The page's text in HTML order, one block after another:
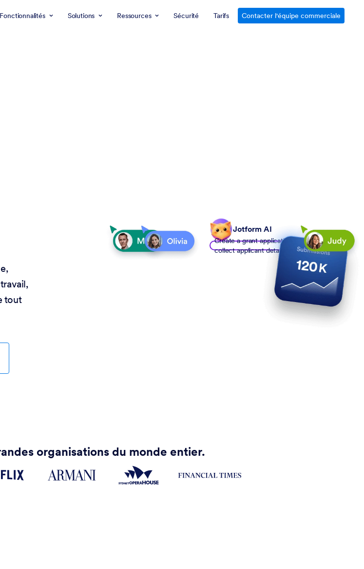
Fonctionnalités Solutions Ressources Sécurité Tarifs Contacter l'équipe commerciale
tout
Jotform AI
Create a grant application form to
collect applicant details
organisations du monde entier.